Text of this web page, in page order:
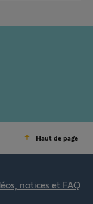
Haut de page
notices et FAQ